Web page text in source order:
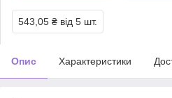
543,05 ₴ від 5 шт.
Опис Характеристики